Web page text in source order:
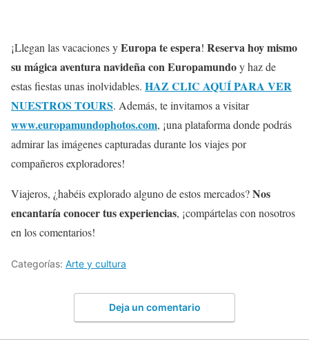
¡Llegan las vacaciones yEuropa te espera! Reserva hoy mismo
su mágica aventura navideña con Europamundoy haz de
estas fiestas unas inolvidables. HAZ CLIC AQUÍ PARA VER
NUESTROS TOURS. Además, te invitamos a visitar
www.europamundophotos.com, ¡una plataforma donde podrás
admirar las imágenes capturadas durante los viajes por
compañeros exploradores!
Viajeros, ¿habéis explorado alguno de estos mercados?Nos
encantaría conocer tus experiencias, ¡compártelas con nosotros
en los comentarios!
Categorías: Arte y cultura
Deja un comentario